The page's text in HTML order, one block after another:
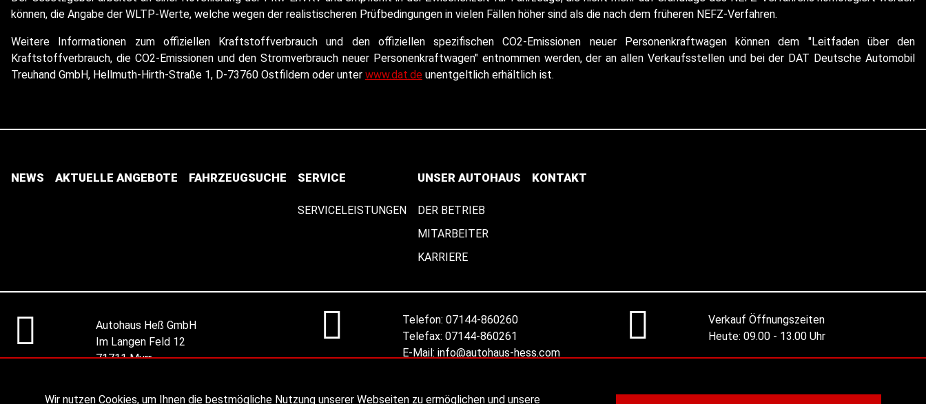
Wir nutzen Cookies, um Ihnen die bestmögliche Nutzung unserer Webseiten zu ermöglichen und unsere
können, die Angabe der WLTP-Werte, welche wegen der realistischeren Prüfbedingungen in vielen Fällen höher sind als die nach dem früheren NEFZ-Verfahren.
Weitere Informationen zum offiziellen Kraftstoffverbrauch und den offiziellen spezifischen CO2-Emissionen neuer Personenkraftwagen können dem "Leitfaden über den
Kraftstoffverbrauch, die CO2-Emissionen und den Stromverbrauch neuer Personenkraftwagen" entnommen werden, der an allen Verkaufsstellen und bei der DAT Deutsche Automobil
Treuhand GmbH, Hellmuth-Hirth-Straße 1, D-73760 Ostfildern oder unter www.dat.de unentgeltlich erhältlich ist.
NEWS AKTUELLE ANGEBOTE FAHRZEUGSUCHE SERVICE
SERVICELEISTUNGEN
UNSER AUTOHAUS
DER BETRIEB
MITARBEITER
KARRIERE
KONTAKT
Autohaus Heß GmbH
Im Langen Feld 12
71711 Murr
Telefon: 07144-860260
Telefax: 07144-860261
E-Mail: info@autohaus-hess.com
Verkauf Öffnungszeiten
Heute: 09.00 - 13.00 Uhr